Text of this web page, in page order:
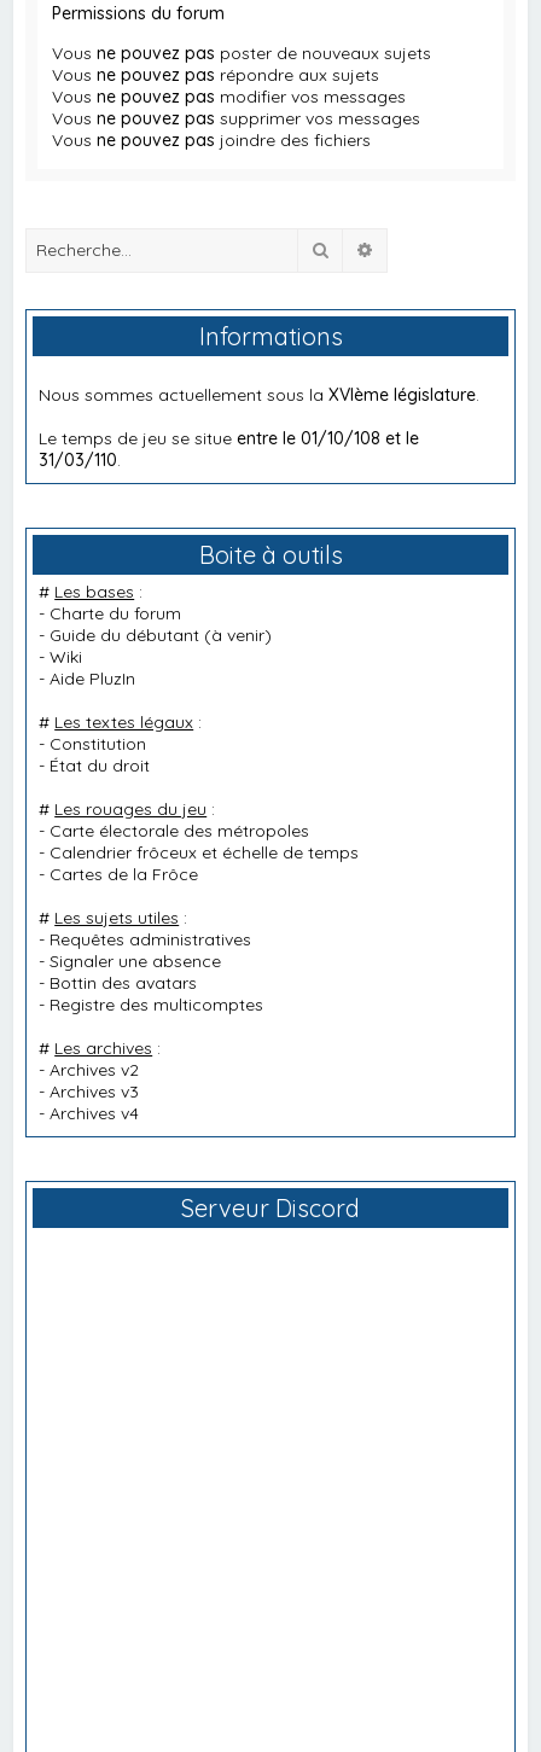
Permissions du forum
Vousne pouvez pas poster de nouveaux sujets
Vousne pouvez pas répondre aux sujets
Vousne pouvez pas modifier vos messages
Vousne pouvez pas supprimer vos messages
Vousne pouvez pas joindre des fichiers
Rechercher
Informations
Nous sommes actuellement sous laXVIème législature
Le temps de jeu se situeentre le 01/10/108 et le
31/03/110
Boite à outils
# Les bases :
- Charte du forum
- Guide du débutant (à venir)
-Wiki
-Aide PluzIn
# Les textes légaux :
- Constitution
- État du droit
# Les rouages du jeu :
- Carte électorale des métropoles
- Calendrier frôceux et échelle de temps
- Cartes de la Frôce
# Les sujets utiles :
- Requêtes administratives
-Signaler une absence
- Bottin des avatars
- Registre des multicomptes
# Les archives :
-Archives v2
-Archives v3
-Archives v4
Serveur Discord